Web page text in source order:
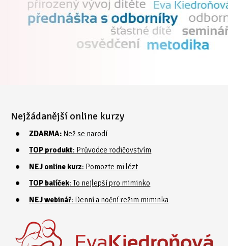
Nejžádanější online kurzy
ZDARMA: Než se narodí
TOP produkt: Průvodce rodičovstvím
NEJ online kurz: Pomozte mi lézt
TOP balíček: To nejlepší pro miminko
NEJ webinář: Denní a noční režim miminka